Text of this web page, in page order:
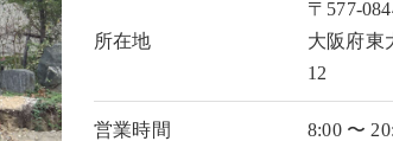
所在地
〒577-
大阪府東
12
営業時間 8:00 〜